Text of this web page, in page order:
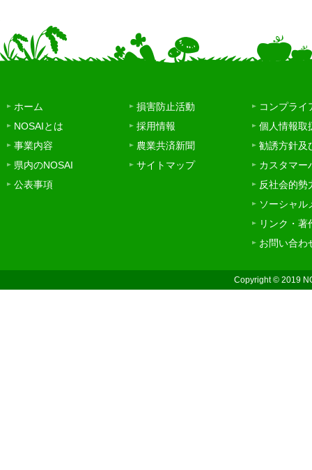
ホーム
NOSAIとは
事業内容
県内のNOSAI
公表事項
損害防止活動
採用情報
農業共済新聞
サイトマップ
コンプライ
個人情報取
勧誘方針及
カスタマー
反社会的勢
ソーシャル
リンク・著
お問い合わ
Copyright © 2019